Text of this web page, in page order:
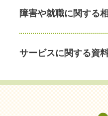
障害や就職に関する
サービスに関する資